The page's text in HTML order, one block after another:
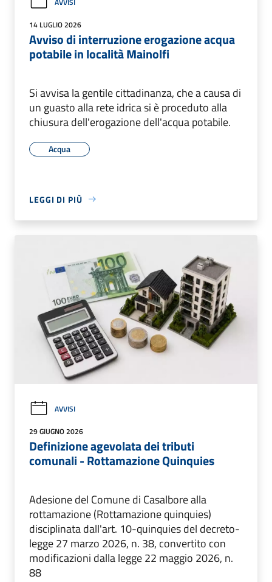
14 LUGLIO 2026
Avviso di interruzione erogazione acqua
potabile in località Mainolfi
Si avvisa la gentile cittadinanza, che a causa di
un guasto alla rete idrica si è proceduto alla
chiusura dell'erogazione dell'acqua potabile.
Acqua
LEGGI DI PIÙ
AVVISI
29 GIUGNO 2026
Definizione agevolata dei tributi
comunali - Rottamazione Quinquies
Adesione del Comune di Casalbore alla
rottamazione (Rottamazione quinquies)
disciplinata dall'art. 10-quinquies del decreto-
legge 27 marzo 2026, n. 38, convertito con
modificazioni dalla legge 22 maggio 2026, n.
88